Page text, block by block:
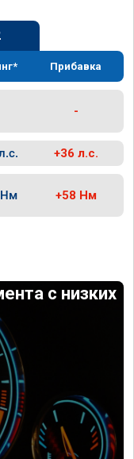
Прибавка
-
+36 л.с.
+58 Нм
с низких